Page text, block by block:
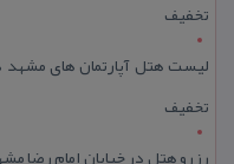
تخفیف
تخفیف